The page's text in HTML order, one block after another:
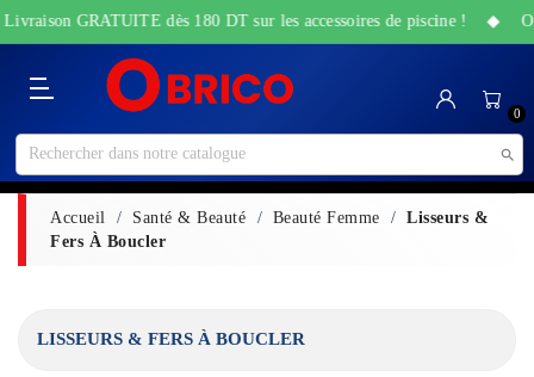
Catégorie
Accueil
Bricolage
&
Travaux
Sanitaire
Maison
Santé
&
Beauté
High-
Tech
Jardin
&
Piscine
Animalerie
0

GRATUITE dès 180 DT sur les accessoires de piscine ! ◆
Accueil Santé & Beauté Beauté Femme
Lisseurs &
Fers À Boucler
LISSEURS & FERS À BOUCLER